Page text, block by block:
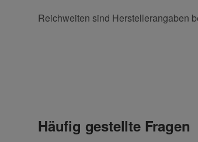
Reichweiten sind Herstellerangaben
Häufig gestellte Fragen